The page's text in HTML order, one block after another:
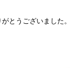
がとうございました